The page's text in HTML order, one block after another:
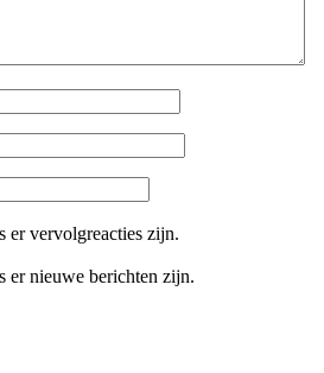
er vervolgreacties zijn.
er nieuwe berichten zijn.